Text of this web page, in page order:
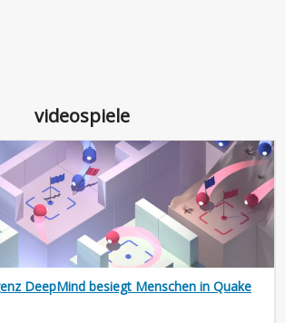
videospiele
DeepMind besiegt Menschen in Quake